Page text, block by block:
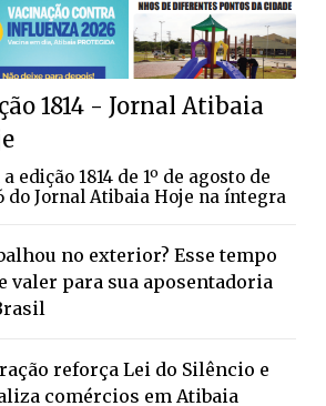
1814 - Jornal Atibaia
edição 1814 de 1º de agosto de
do Jornal Atibaia Hoje na íntegra
no exterior? Esse tempo
valer para sua aposentadoria
reforça Lei do Silêncio e
comércios em Atibaia